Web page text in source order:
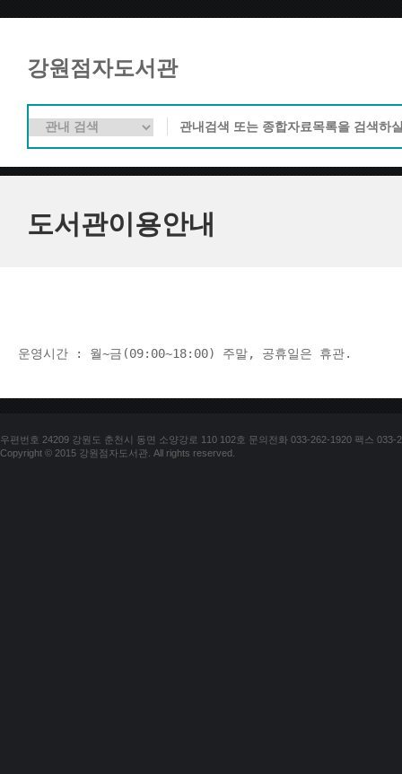
강원점자도서관
도서관이용안내
운영시간 : 월~금(09:00~18:00) 주말, 공휴일은 휴관.
우편번호 24209 강원도 춘천시 동면 소양강로 110 102호 문의전화 033-262-1920 팩스 033-
Copyright © 2015 강원점자도서관. All rights reserved.